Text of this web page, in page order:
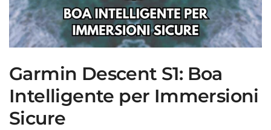
Garmin Descent S1: Boa
Intelligente per Immersioni
Sicure